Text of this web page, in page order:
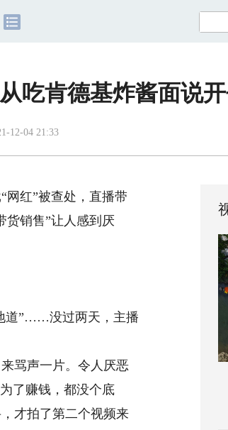
吃肯德基炸酱面说
12-04 21:33
红”被查处，直播带
货销售”让人感到厌
道”……没过两天，主播
骂声一片。令人厌恶
了赚钱，都没个底
才拍了第二个视频来